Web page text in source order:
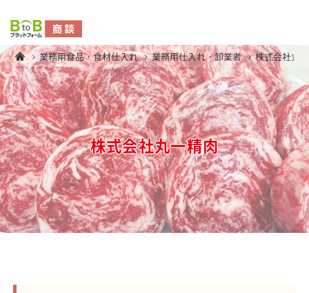
業務用食品・食材仕入れ 業務用仕入れ・卸業者 株式会社丸
株式会社丸一精肉